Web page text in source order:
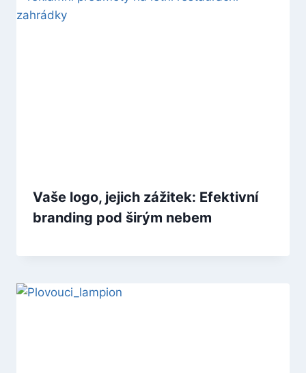
Vaše logo, jejich zážitek: Efektivní
branding pod širým nebem